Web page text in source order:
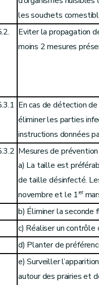
les souchets
Eviter la propagation
moins 2 mesures
En cas de détection
éliminer les parties
instructions données
Mesures de
a) La taille est
de taille désinfecté.
novembre et le 1er
b) Éliminer la seconde
c) Réaliser un
d) Planter de
e) Surveiller
autour des prairies et